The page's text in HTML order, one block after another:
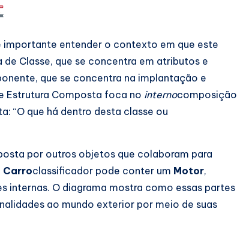
importante entender o contexto em que este
Classe, que se concentra em atributos e
que se concentra na implantação e
Estrutura Composta foca no internocomposição
“O que há dentro desta classe ou
por outros objetos que colaboram para
Carroclassificador pode conter um Motor,
internas. O diagrama mostra como essas partes
ao mundo exterior por meio de suas